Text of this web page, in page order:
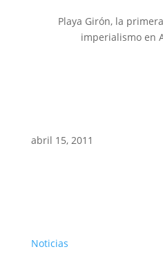
Playa Girón, la
imperialismo en
abril 15, 2011
Noticias